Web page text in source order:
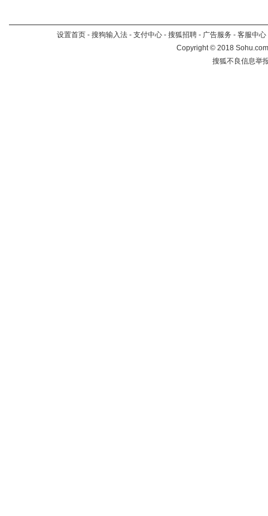
设置首页 - 搜狗输入法 - 支付中心 - 搜狐招聘 - 广告服务 - 客服中心
Copyright©2018
搜狐不良信息举